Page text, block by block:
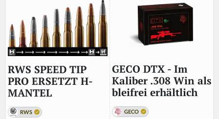
RWS SPEED TIP
PRO ERSETZT H-
MANTEL
RWS
GECO DTX - Im
Kaliber .308 Win als
bleifrei erhältlich
GECO